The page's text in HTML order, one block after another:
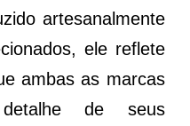
artesanalmente
ele reflete
ambas as marcas
de seus